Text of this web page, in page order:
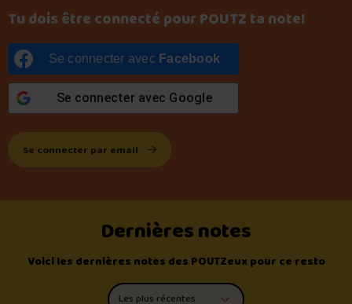
Tu dois être connecté pour POUTZ ta note!
Se connecter avec Facebook
Se connecter avec Google
Se connecter par email
Dernières notes
Voici les dernières notes des POUTZeux pour ce resto